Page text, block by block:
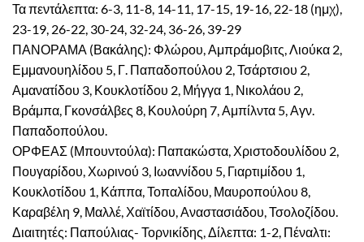
Τα πεντάλεπτα: 6-3, 11-8, 14-11, 17-15, 19-16, 22-18 (ημχ),
23-19, 26-22, 30-24, 32-24, 36-26, 39-29
ΠΑΝΟΡΑΜΑ (Βακάλης): Φλώρου, Αμπράμοβιτς, Λιούκα 2,
Εμμανουηλίδου 5, Γ. Παπαδοπούλου 2, Τσάρτσιου 2,
Αμανατίδου 3, Κουκλοτίδου 2, Μήγγα 1, Νικολάου 2,
Βράμπα, Γκονσάλβες 8, Κουλούρη 7, Αμπίλντα 5, Αγν.
Παπαδοπούλου.
ΟΡΦΕΑΣ (Μπουντούλα): Παπακώστα, Χριστοδουλίδου 2,
Πουγαρίδου, Χωρινού 3, Ιωαννίδου 5, Γιαρτιμίδου 1,
Κουκλοτίδου 1, Κάππα, Τοπαλίδου, Μαυροπούλου 8,
Καραβέλη 9, Μαλλέ, Χαϊτίδου, Αναστασιάδου, Τσολοζίδου.
Διαιτητές: Παπούλιας- Τορνικίδης, Δίλεπτα: 1-2, Πέναλτι: